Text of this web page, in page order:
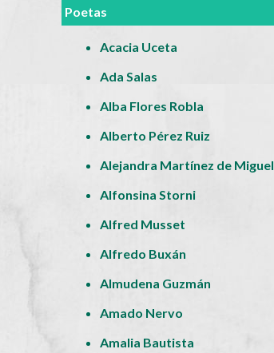
Poetas
Acacia Uceta
Ada Salas
Alba Flores Robla
Alberto Pérez Ruiz
Alejandra Martínez de Miguel
Alfonsina Storni
Alfred Musset
Alfredo Buxán
Almudena Guzmán
Amado Nervo
Amalia Bautista